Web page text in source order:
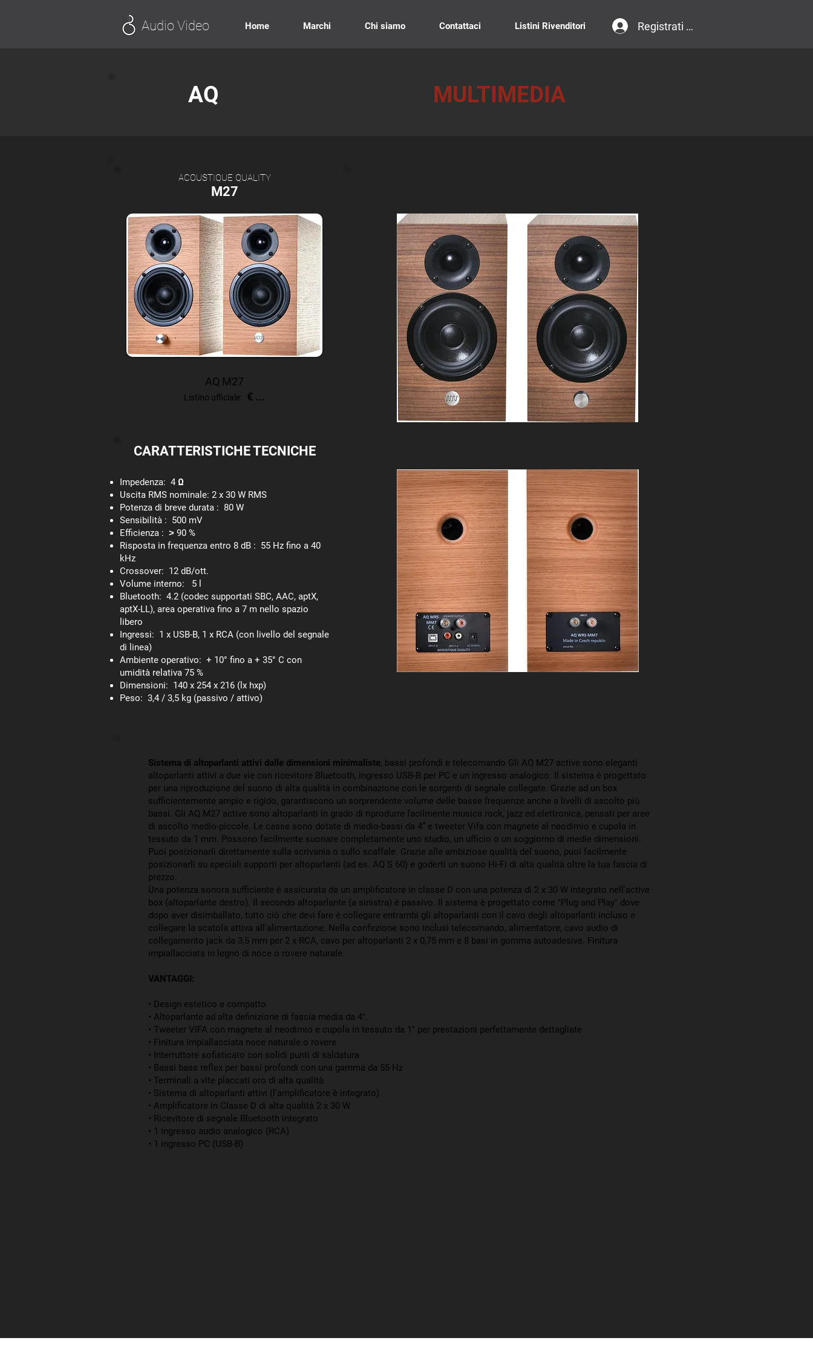
Audio Video Home Marchi Chi siamo Contattaci Listini Rivenditori Registrati / Accedi
MULTIMEDIA
AQ
ACOUSTIQUE QUALITY
M27
AQ M27
Listino ufficiale: € ...
CARATTERISTICHE TECNICHE
Impedenza: 4 Ω
Uscita RMS nominale: 2 x 30 W RMS
Potenza di breve durata : 80 W
Sensibilità : 500 mV
Efficienza : ˃ 90 %
Risposta in frequenza entro 8 dB : 55 Hz fino a 40
kHz
Crossover: 12 dB/ott.
Volume interno: 5 l
Bluetooth: 4.2 (codec supportati SBC, AAC, aptX,
aptX-LL), area operativa fino a 7 m nello spazio
libero
Ingressi: 1 x USB-B, 1 x RCA (con livello del segnale
di linea)
Ambiente operativo: + 10° fino a + 35° C con
umidità relativa 75 %
Dimensioni: 140 x 254 x 216 (lx hxp)
Peso: 3,4 / 3,5 kg (passivo / attivo)
Sistema di altoparlanti attivi dalle dimensioni minimaliste, bassi profondi e telecomando Gli AQ M27 active sono eleganti
altoparlanti attivi a due vie con ricevitore Bluetooth, ingresso USB-B per PC e un ingresso analogico. Il sistema è progettato
per una riproduzione del suono di alta qualità in combinazione con le sorgenti di segnale collegate. Grazie ad un box
sufficientemente ampio e rigido, garantiscono un sorprendente volume delle basse frequenze anche a livelli di ascolto più
bassi. Gli AQ M27 active sono altoparlanti in grado di riprodurre facilmente musica rock, jazz ed elettronica, pensati per aree
di ascolto medio-piccole. Le casse sono dotate di medio-bassi da 4” e tweeter Vifa con magnete al neodimio e cupola in
tessuto da 1 mm. Possono facilmente suonare completamente uno studio, un ufficio o un soggiorno di medie dimensioni.
Puoi posizionarli direttamente sulla scrivania o sullo scaffale. Grazie alle ambiziose qualità del suono, puoi facilmente
posizionarli su speciali supporti per altoparlanti (ad es. AQ S 60) e goderti un suono Hi-Fi di alta qualità oltre la tua fascia di
prezzo.
Una potenza sonora sufficiente è assicurata da un amplificatore in classe D con una potenza di 2 x 30 W integrato nell'active
box (altoparlante destro). Il secondo altoparlante (a sinistra) è passivo. Il sistema è progettato come "Plug and Play" dove
dopo aver disimballato, tutto ciò che devi fare è collegare entrambi gli altoparlanti con il cavo degli altoparlanti incluso e
collegare la scatola attiva all'alimentazione. Nella confezione sono inclusi telecomando, alimentatore, cavo audio di
collegamento jack da 3,5 mm per 2 x RCA, cavo per altoparlanti 2 x 0,75 mm e 8 basi in gomma autoadesive. Finitura
impiallacciata in legno di noce o rovere naturale.
VANTAGGI:
• Design estetico e compatto
• Altoparlante ad alta definizione di fascia media da 4".
• Tweeter VIFA con magnete al neodimio e cupola in tessuto da 1" per prestazioni perfettamente dettagliate
• Finitura impiallacciata noce naturale o rovere
• Interruttore sofisticato con solidi punti di saldatura
• Bassi bass reflex per bassi profondi con una gamma da 55 Hz
• Terminali a vite placcati oro di alta qualità
• Sistema di altoparlanti attivi (l'amplificatore è integrato)
• Amplificatore in Classe D di alta qualità 2 x 30 W
• Ricevitore di segnale Bluetooth integrato
• 1 ingresso audio analogico (RCA)
• 1 ingresso PC (USB-B)